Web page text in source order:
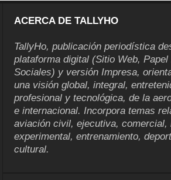
ACERCA DE TALLYHO
TallyHo, publicación periodística
plataforma digital (Sitio Web,
Sociales) y versión Impresa,
una visión global, integral,
profesional y tecnológica, de la
e internacional. Incorpora temas
aviación civil, ejecutiva, comercial,
experimental, entrenamiento,
cultural.